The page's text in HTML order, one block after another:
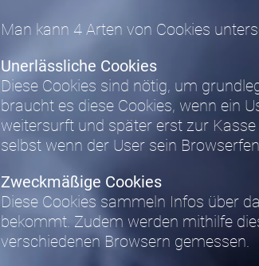
Man kann 4 Arten von Cookies
Unerlässliche Cookies
Diese Cookies sind nötig, um
braucht es diese Cookies, wenn ein
weitersurft und später erst zur
selbst wenn der User sein
Zweckmäßige Cookies
Diese Cookies sammeln Infos über
bekommt. Zudem werden mithilfe
verschiedenen Browsern gemessen.